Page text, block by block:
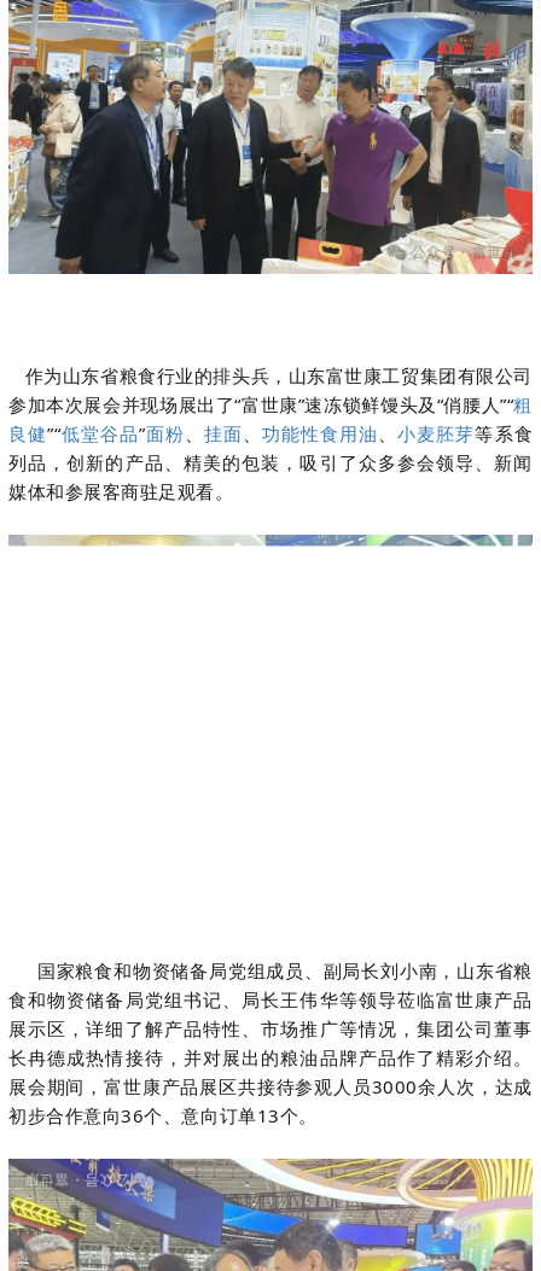
作为山东省粮食行业的排头兵，山东富世康工贸集团有限公司
参加本次展会并现场展出了“富世康”速冻锁鲜馒头及“俏腰人”“粗
良健”“低堂谷品”面粉 挂面 、功能性食用油 、小麦胚芽等系食
列品，创新的产品、精美的包装，吸引了众多参会领导、新闻
媒体和参展客商驻足观看。
国家粮食和物资储备局党组成员、副局长刘小南，山东省粮
食和物资储备局党组书记、局长王伟华等领导莅临富世康产品
展示区，详细了解产品特性、市场推广等情况，集团公司董事
长冉德成热情接待，并对展出的粮油品牌产品作了精彩介绍。
展会期间，富世康产品展区共接待参观人员3000余人次，达成
初步合作意向36个、意向订单13个。